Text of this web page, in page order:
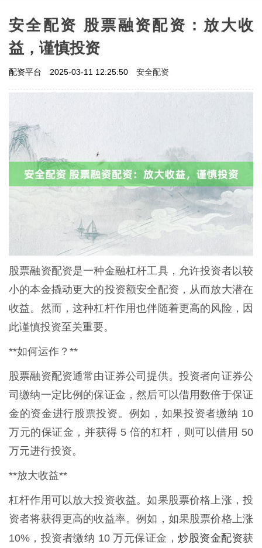
安全配资 股票融资配资：放大收
益，谨慎投资
配资平台 2025-03-11 12:25:50 安全配资
股票融资配资是一种金融杠杆工具，允许投资者以较
小的本金撬动更大的投资额安全配资，从而放大潜在
收益。然而，这种杠杆作用也伴随着更高的风险，因
此谨慎投资至关重要。
**如何运作？**
股票融资配资通常由证券公司提供。投资者向证券公
司缴纳一定比例的保证金，然后可以借用数倍于保证
金的资金进行股票投资。例如，如果投资者缴纳 10
万元的保证金，并获得 5 倍的杠杆，则可以借用 50
万元进行投资。
**放大收益**
杠杆作用可以放大投资收益。如果股票价格上涨，投
资者将获得更高的收益率。例如，如果股票价格上涨
10%，投资者缴纳 10 万元保证金，炒股资金配资获